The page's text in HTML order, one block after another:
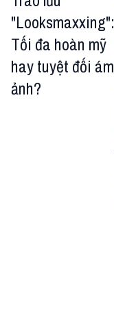
"Looksmaxxing":
Tối đa hoàn mỹ
hay tuyệt đối ám
ảnh?